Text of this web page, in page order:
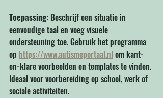
Toepassing: Beschrijf een situatie in
eenvoudige taal en voeg visuele
ondersteuning toe. Gebruik het programma
op https://www.autismeportaal.nl om kant-
en-klare voorbeelden en templates te vinden.
Ideaal voor voorbereiding op school, werk of
sociale activiteiten.